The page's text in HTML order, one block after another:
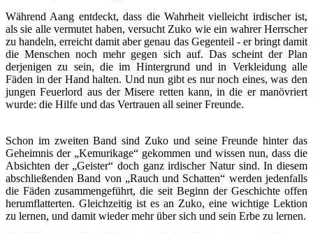
Während Aang entdeckt, dass die Wahrheit vielleicht irdischer ist,
als sie alle vermutet haben, versucht Zuko wie ein wahrer Herrscher
zu handeln, erreicht damit aber genau das Gegenteil - er bringt damit
die Menschen noch mehr gegen sich auf. Das scheint der Plan
derjenigen zu sein, die im Hintergrund und in Verkleidung alle
Fäden in der Hand halten. Und nun gibt es nur noch eines, was den
jungen Feuerlord aus der Misere retten kann, in die er manövriert
wurde: die Hilfe und das Vertrauen all seiner Freunde.
Schon im zweiten Band sind Zuko und seine Freunde hinter das
Geheimnis der „Kemurikage“ gekommen und wissen nun, dass die
Absichten der „Geister“ doch ganz irdischer Natur sind. In diesem
abschließenden Band von „Rauch und Schatten“ werden jedenfalls
die Fäden zusammengeführt, die seit Beginn der Geschichte offen
herumflatterten. Gleichzeitig ist es an Zuko, eine wichtige Lektion
zu lernen, und damit wieder mehr über sich und sein Erbe zu lernen.